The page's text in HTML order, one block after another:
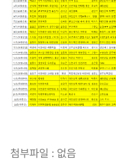
첨부파일 : 없음